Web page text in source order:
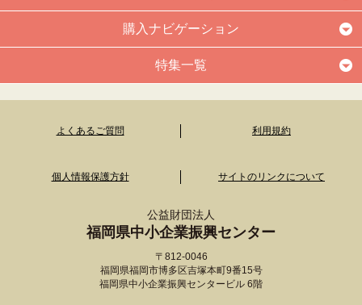
購入ナビゲーション
特集一覧
よくあるご質問 利用規約
個人情報保護方針 サイトのリンクについて
公益財団法人
福岡県中小企業振興センター
〒812-0046
福岡県福岡市博多区吉塚本町9番15号
福岡県中小企業振興センタービル 6階